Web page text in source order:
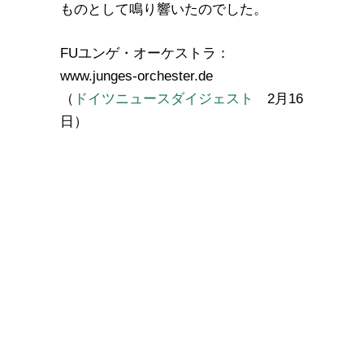
ものとして鳴り響いたのでした。
FUユンゲ・オーケストラ：
www.junges-orchester.de
（ ドイツニュースダイジェスト
2月16
日）